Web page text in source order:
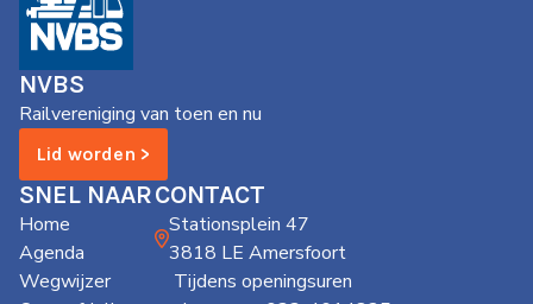
NVBS
Railvereniging van toen en nu
Lid worden >
SNEL NAAR
Home
Agenda
Wegwijzer
CONTACT
Stationsplein 47
3818 LE Amersfoort
Tijdens openingsuren